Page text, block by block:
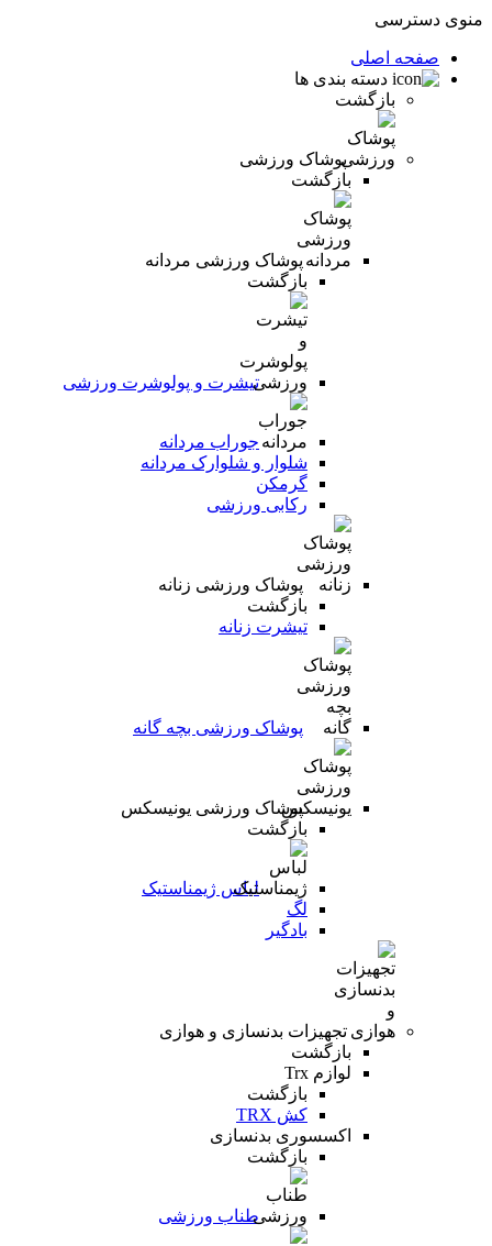
منوی دسترسی
صفحه اصلی
دسته بندی ها
بازگشت
پوشاک ورزشی
بازگشت
پوشاک ورزشی مردانه
بازگشت
تیشرت و پولوشرت ورزشی
جوراب مردانه
شلوار و شلوارک مردانه
گرمکن
رکابی ورزشی
پوشاک ورزشی زنانه
بازگشت
تیشرت زنانه
پوشاک ورزشی بچه گانه
پوشاک ورزشی یونیسکس
بازگشت
لباس ژیمناستیک
لگ
بادگیر
تجهیزات بدنسازی و هوازی
بازگشت
لوازم Trx
بازگشت
کش TRX
اکسسوری بدنسازی
بازگشت
طناب ورزشی